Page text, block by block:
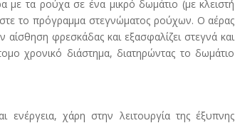
με τα ρούχα σε ένα μικρό δωμάτιο (με κλειστή
το πρόγραμμα στεγνώματος ρούχων. Ο αέρας
αίσθηση φρεσκάδας και εξασφαλίζει στεγνά και
χρονικό διάστημα, διατηρώντας το δωμάτιο
ενέργεια, χάρη στην λειτουργία της έξυπνης